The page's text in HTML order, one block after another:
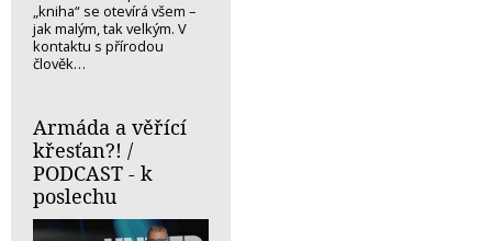
„kniha“ se otevírá všem –
jak malým, tak velkým. V
kontaktu s přírodou
člověk…
Armáda a věřící
křesťan?! /
PODCAST - k
poslechu